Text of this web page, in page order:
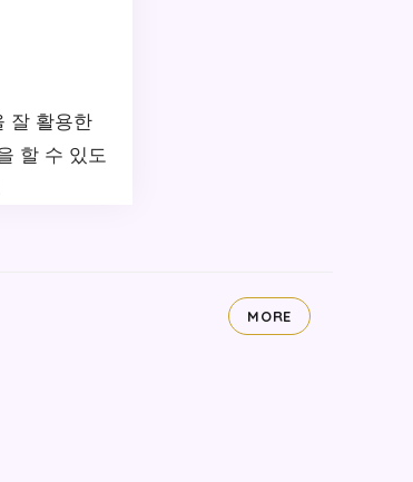
잘 활용한
할 수 있도
MORE